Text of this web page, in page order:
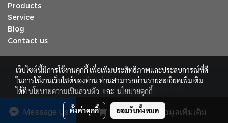
More Detail / ข้อมูลเพิ่มเติม
Message Us
Products
Service
Blog
Contact us
© Copyright 2018 TCP Supply Service Co., Ltd. All Rights Reserved.
เว็บไซต์นี้ ใช้สำหรับการโฆษณาประชาสัมพันธ์ของบริษัทฯเท่านั้น
ผู้เข้าชมวันนี้
เว็บไซต์นี้มีการใช้งานคุกกี้ เพื่อเพิ่มประสิทธิภาพและประสบการณ์ที่ดี
ในการใช้งานเว็บไซต์ของท่าน ท่านสามารถอ่านรายละเอียดเพิ่มเติม
ได้ที่นโยบายความเป็นส่วนตัว และ นโยบายคุกกี้
ตั้งค่าคุกกี้ ยอมรับทั้งหมด